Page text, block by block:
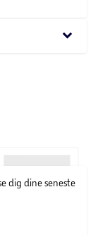
keyboard_arrow_down
dig dine seneste